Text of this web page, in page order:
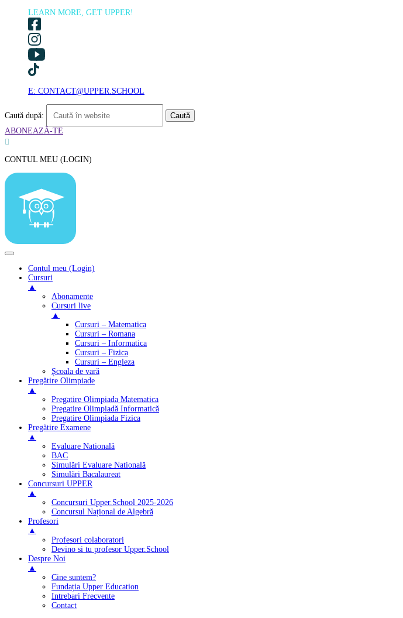
LEARN MORE, GET UPPER!
E: CONTACT@UPPER.SCHOOL
Caută după:
ABONEAZĂ-TE

CONTUL MEU (LOGIN)
Contul meu (Login)
Cursuri
▲
Abonamente
Cursuri live
▲
Cursuri – Matematica
Cursuri – Romana
Cursuri – Informatica
Cursuri – Fizica
Cursuri – Engleza
Școala de vară
Pregătire Olimpiade
▲
Pregatire Olimpiada Matematica
Pregatire Olimpiadă Informatică
Pregatire Olimpiada Fizica
Pregătire Examene
▲
Evaluare Natională
BAC
Simulări Evaluare Natională
Simulări Bacalaureat
Concursuri UPPER
▲
Concursuri Upper.School 2025-2026
Concursul Național de Algebră
Profesori
▲
Profesori colaboratori
Devino si tu profesor Upper.School
Despre Noi
▲
Cine suntem?
Fundația Upper Education
Intrebari Frecvente
Contact